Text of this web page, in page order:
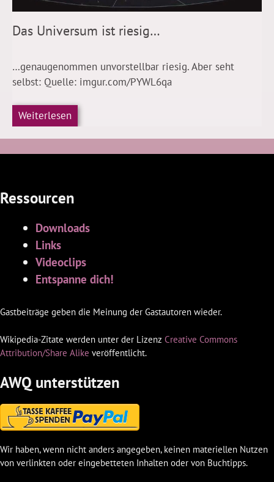
Das Universum ist riesig…
…genaugenommen unvorstellbar riesig. Aber seht
selbst: Quelle: imgur.com/PYWL6qa
Weiterlesen
Ressourcen
Downloads
Links
Videoclips
Entspanne dich!
Gastbeiträge geben die Meinung der Gastautoren wieder.
Wikipedia-Zitate werden unter der Lizenz Creative Commons
Attribution/Share Alike veröffentlicht.
AWQ unterstützen
Wir haben, wenn nicht anders angegeben, keinen materiellen Nutzen
von verlinkten oder eingebetteten Inhalten oder von Buchtipps.